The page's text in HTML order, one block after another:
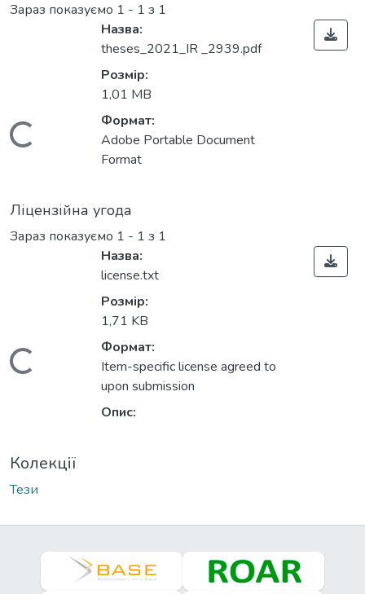
Зараз показуємо 1 - 1 з 1
Вантажиться...
Назва:
theses_2021_IR _2939.pdf
Розмір:
1,01 MB
Формат:
Adobe Portable Document
Format
Ліцензійна угода
Зараз показуємо 1 - 1 з 1
Вантажиться...
Назва:
license.txt
Розмір:
1,71 KB
Формат:
Item-specific license agreed to
upon submission
Опис:
Колекції
Тези